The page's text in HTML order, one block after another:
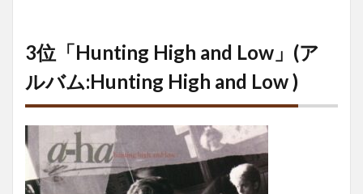
3位「Hunting High and Low」(ア
ルバム:Hunting High and Low )